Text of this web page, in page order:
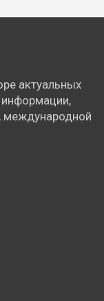
актуальных
информации,
международной